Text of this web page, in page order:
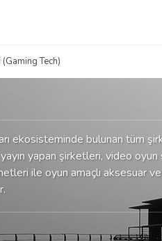
Tech)
ekosisteminde bulunan tüm
yapan şirketleri, video oyun
ile oyun amaçlı aksesuar